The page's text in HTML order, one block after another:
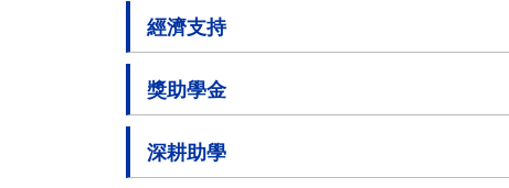
經濟支持
獎助學金
深耕助學